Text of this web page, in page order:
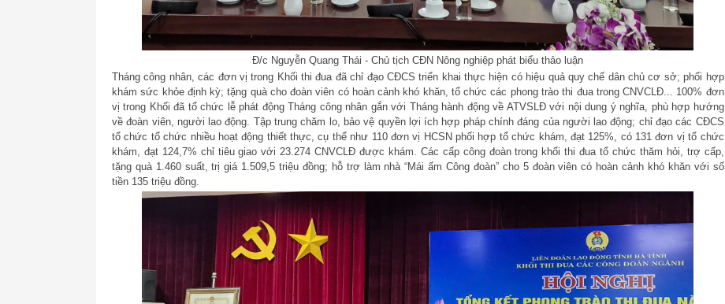
Đ/c Nguyễn Quang Thái - Chủ tịch CĐN Nông nghiệp phát biểu thảo luận
Tháng công nhân, các đơn vị trong Khối thi đua đã chỉ đạo CĐCS triển khai thực hiện có hiệu quả quy chế dân chủ cơ sở; phối hợp
khám sức khỏe định kỳ; tặng quà cho đoàn viên có hoàn cảnh khó khăn, tổ chức các phong trào thi đua trong CNVCLĐ... 100% đơn
vị trong Khối đã tổ chức lễ phát động Tháng công nhân gắn với Tháng hành động về ATVSLĐ với nội dung ý nghĩa, phù hợp hướng
về đoàn viên, người lao động. Tập trung chăm lo, bảo vệ quyền lợi ích hợp pháp chính đáng của người lao động; chỉ đạo các CĐCS
tổ chức tổ chức nhiều hoạt động thiết thực, cụ thể như 110 đơn vị HCSN phối hợp tổ chức khám, đạt 125%, có 131 đơn vị tổ chức
khám, đạt 124,7% chỉ tiêu giao với 23.274 CNVCLĐ được khám. Các cấp công đoàn trong khối thi đua tổ chức thăm hỏi, trợ cấp,
tặng quà 1.460 suất, trị giá 1.509,5 triệu đồng; hỗ trợ làm nhà “Mái ấm Công đoàn” cho 5 đoàn viên có hoàn cảnh khó khăn với số
tiền 135 triệu đồng.